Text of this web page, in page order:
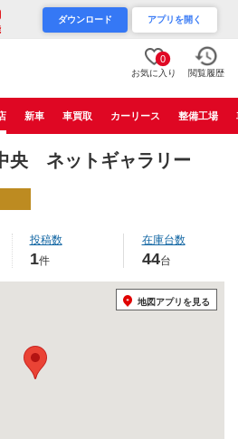
ダウンロード アプリを開く
0
お気に入り 閲覧履歴
新車 車買取 カーリース 整備工場
央 ネットギャラリー
投稿数
1件
在庫台数
44台
地図アプリを見る